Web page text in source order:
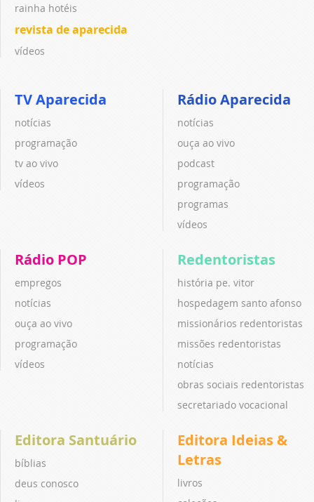
rainha hotéis
revista de aparecida
vídeos
TV Aparecida
notícias
programação
tv ao vivo
vídeos
Rádio Aparecida
notícias
ouça ao vivo
podcast
programação
programas
vídeos
Rádio POP
empregos
notícias
ouça ao vivo
programação
vídeos
Redentoristas
história pe. vitor
hospedagem santo afonso
missionários redentoristas
missões redentoristas
notícias
obras sociais redentoristas
secretariado vocacional
Editora Santuário
bíblias
deus conosco
Editora Ideias &
Letras
livros